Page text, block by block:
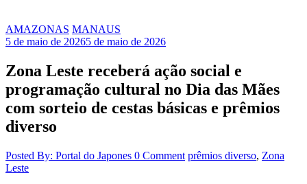
AMAZONAS MANAUS
5 de maio de 20265 de maio de 2026
Zona Leste receberá ação social e
programação cultural no Dia das Mães
com sorteio de cestas básicas e prêmios
diverso
Posted By: Portal do Japones 0 Comment prêmios diverso, Zona
Leste